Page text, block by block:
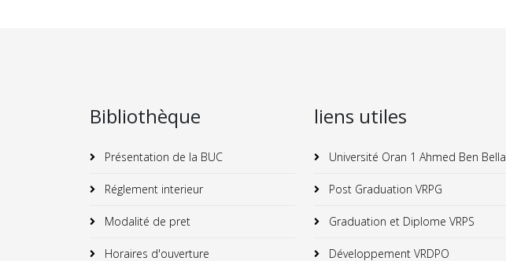
Bibliothèque
Présentation de la BUC
Réglement interieur
Modalité de pret
Horaires d'ouverture
liens utiles
Université Oran 1 Ahmed Ben Bella
Post Graduation VRPG
Graduation et Diplome VRPS
Développement VRDPO